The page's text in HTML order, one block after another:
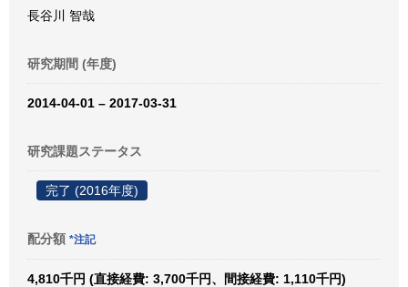
長谷川 智哉
研究期間 (年度)
2014-04-01 – 2017-03-31
研究課題ステータス
完了 (2016年度)
配分額 *注記
4,810千円 (直接経費: 3,700千円、間接経費: 1,110千円)